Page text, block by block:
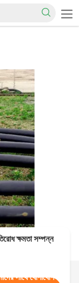
ক্ষমতা সম্পন্ন
সাথে যোগাযোগ